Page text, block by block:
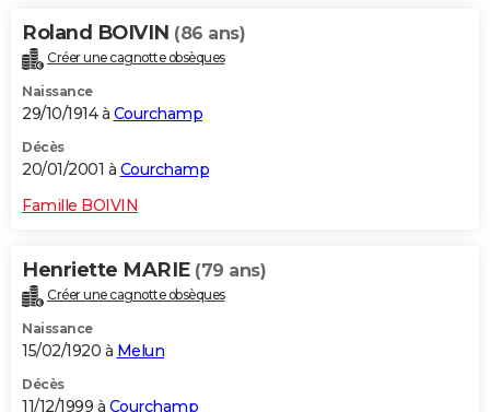
Roland BOIVIN (86 ans)
Créer une cagnotte obsèques
Naissance
29/10/1914 à Courchamp
Décès
20/01/2001 à Courchamp
Famille BOIVIN
Henriette MARIE (79 ans)
Créer une cagnotte obsèques
Naissance
15/02/1920 à Melun
Décès
11/12/1999 à Courchamp